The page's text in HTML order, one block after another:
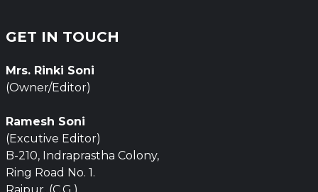
GET IN TOUCH
Mrs. Rinki Soni
(Owner/Editor)
Ramesh Soni
(Excutive Editor)
B-210, Indraprastha Colony,
Ring Road No. 1.